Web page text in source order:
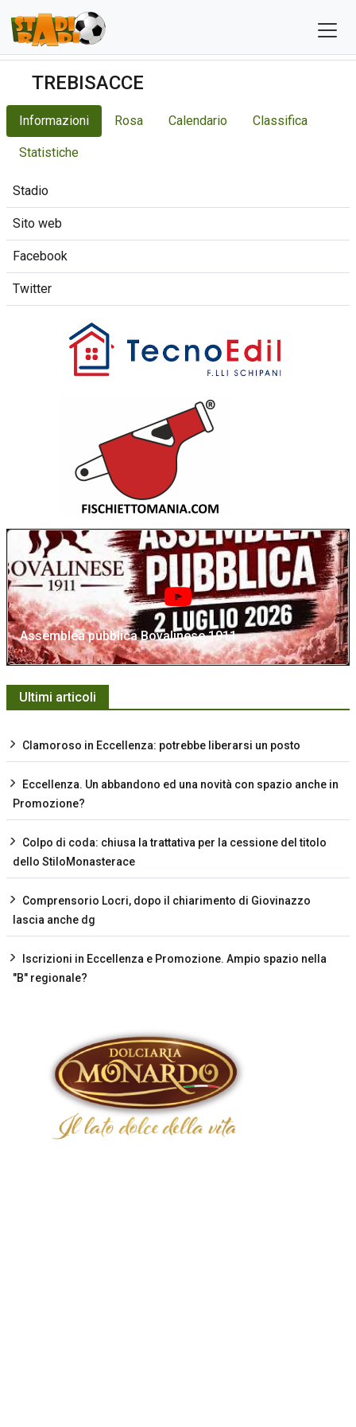
TREBISACCE
Informazioni Rosa Calendario Classifica
Statistiche
Stadio
Sito web
Facebook
Twitter
Assemblea pubblica Bovalinese 1911
Ultimi articoli
Clamoroso in Eccellenza: potrebbe liberarsi un posto
Eccellenza. Un abbandono ed una novità con spazio anche in
Promozione?
Colpo di coda: chiusa la trattativa per la cessione del titolo
dello StiloMonasterace
Comprensorio Locri, dopo il chiarimento di Giovinazzo
lascia anche dg
Iscrizioni in Eccellenza e Promozione. Ampio spazio nella
"B" regionale?